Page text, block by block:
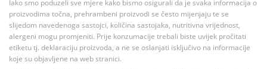
Iako smo poduzeli sve mjere kako bismo osigurali da je svaka informacija o
proizvodima točna, prehrambeni proizvodi se često mijenjaju te se
slijedom navedenoga sastojci, količina sastojaka, nutritivna vrijednost,
alergeni mogu promjeniti. Prije konzumacije trebali biste uvijek pročitati
etiketu tj. deklaraciju proizvoda, a ne se oslanjati isključivo na informacije
koje su objavljene na web stranici.